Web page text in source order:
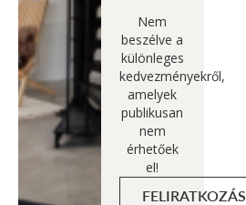
Nem
beszélve a
különleges
kedvezményekről,
amelyek
publikusan
nem
érhetőek
el!
FELIRATKOZÁS